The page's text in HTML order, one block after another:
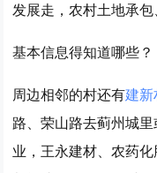
发展走，农村土地承包
基本信息得知道哪些？
周边相邻的村还有建新
路、荣山路去蓟州城
业，王永建材、农药